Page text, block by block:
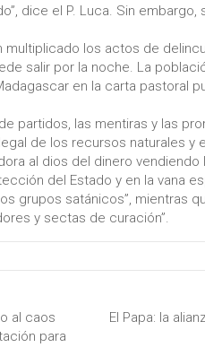
dice el P. Luca. Sin embargo,
multiplicado los actos de
salir por la noche. La
en la carta pastoral
partidos, las mentiras y las
de los recursos naturales y
al dios del dinero vendiendo
del Estado y en la vana
grupos satánicos”, mientras
y sectas de curación”.
al caos
para
El Papa: la